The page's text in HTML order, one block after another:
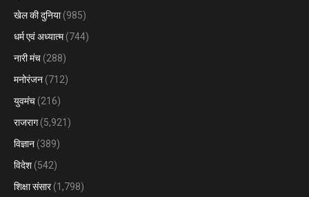
खेल की दुनिया(985)
धर्म एवं अध्यात्म(744)
नारी मंच (288)
मनोरंजन (712)
युवमंच (216)
राजराग(5,921)
विज्ञान (389)
विदेश (542)
शिक्षा संसार(1,798)